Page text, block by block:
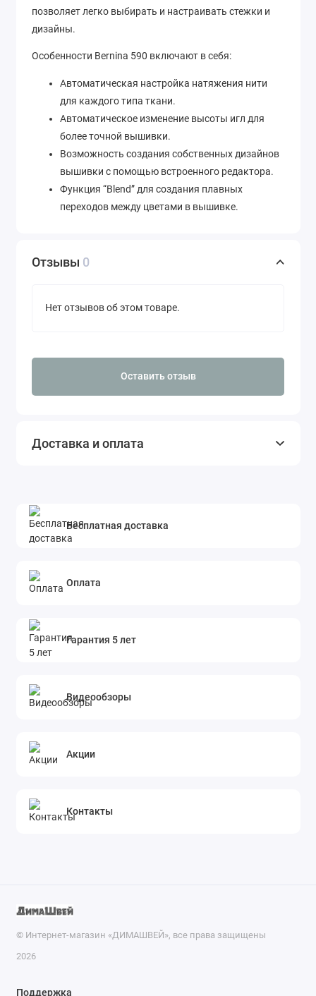
позволяет легко выбирать и настраивать стежки и
дизайны.
Особенности Bernina 590 включают в себя:
Автоматическая настройка натяжения нити
для каждого типа ткани.
Автоматическое изменение высоты игл для
более точной вышивки.
Возможность создания собственных дизайнов
вышивки с помощью встроенного редактора.
Функция “Blend” для создания плавных
переходов между цветами в вышивке.
Bernina 590 также имеет ряд дополнительных
отображения для создания симметричных
функциональной швейно-вышивальной
Отзывы 0
Нет отзывов об этом товаре.
Оставить отзыв
Доставка и оплата
Бесплатная доставка
Оплата
Гарантия 5 лет
Видеообзоры
Акции
Контакты
© Интернет-магазин «ДИМАШВЕЙ», все права защищены
2026
Поддержка